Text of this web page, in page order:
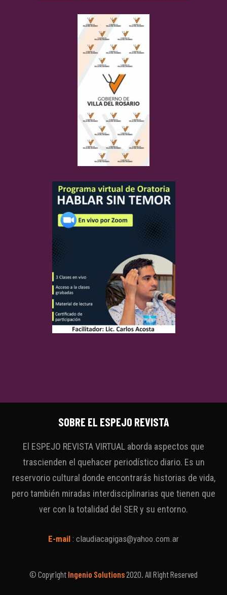
SOBRE EL ESPEJO REVISTA
El ESPEJO REVISTA VIRTUAL aborda aspectos que
trascienden el quehacer periodístico diario. Es un
reservorio cultural donde encontrarás historias de vida,
pero también miradas interdisciplinarias que tienen que
ver con la totalidad del SER y su entorno.
E-mail : claudiacagigas@yahoo.com.ar
© Copyright Ingenio Solutions 2020. All Right Reserved